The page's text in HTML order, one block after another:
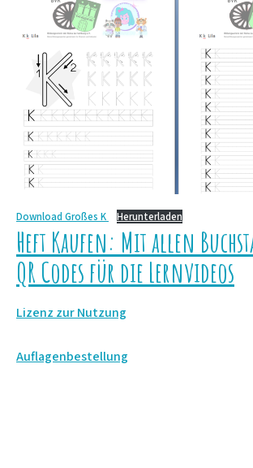
Download Großes K Herunterladen
Heft Kaufen: Mit allen
QR Codes für die Lernvideos
Lizenz zur Nutzung
Auflagenbestellung